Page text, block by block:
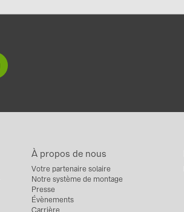
À propos de nous
Votre partenaire solaire
Notre système de montage
Presse
Évènements
Carrière